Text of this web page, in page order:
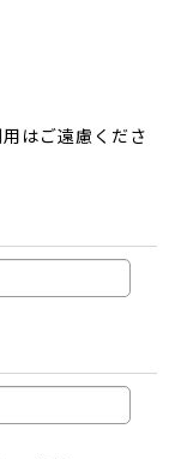
はご遠慮くださ